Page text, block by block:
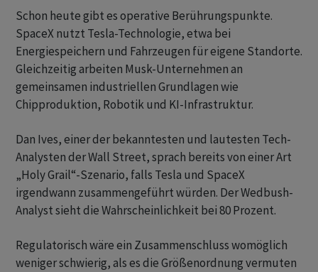
Schon heute gibt es operative Berührungspunkte.
SpaceX nutzt Tesla-Technologie, etwa bei
Energiespeichern und Fahrzeugen für eigene Standorte.
Gleichzeitig arbeiten Musk-Unternehmen an
gemeinsamen industriellen Grundlagen wie
Chipproduktion, Robotik und KI-Infrastruktur.
Dan Ives, einer der bekanntesten und lautesten Tech-
Analysten der Wall Street, sprach bereits von einer Art
„Holy Grail“-Szenario, falls Tesla und SpaceX
irgendwann zusammengeführt würden. Der Wedbush-
Analyst sieht die Wahrscheinlichkeit bei 80 Prozent.
Regulatorisch wäre ein Zusammenschluss womöglich
weniger schwierig, als es die Größenordnung vermuten